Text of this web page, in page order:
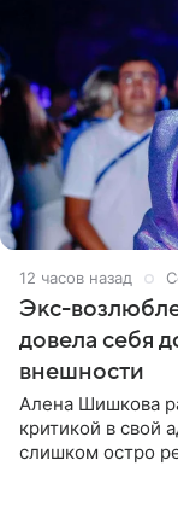
12 часов назад
Экс-
довела себя
внешности
Алена Шишкова
критикой в свой
слишком остро